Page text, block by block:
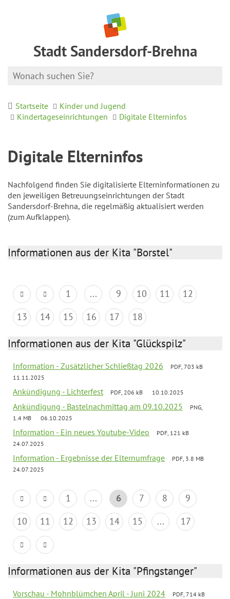
Stadt Sandersdorf-Brehna
Startseite
Kinder und Jugend
Kindertageseinrichtungen
Digitale Elterninfos
Digitale Elterninfos
Nachfolgend finden Sie digitalisierte Elterninformationen zu
den jeweiligen Betreuungseinrichtungen der Stadt
Sandersdorf-Brehna, die regelmäßig aktualisiert werden
(zum Aufklappen).
Informationen aus der Kita "Borstel"
1 ... 9 10 11
12
13
14 15 16 17 18
Informationen aus der Kita "Glückspilz"
Information - Zusätzlicher Schließtag 2026
PDF, 703 kB
11.11.2025
Ankündigung - Lichterfest PDF, 206 kB 10.10.2025
Ankündigung - Bastelnachmittag am 09.10.2025
PNG,
1.4 MB
06.10.2025
Information - Ein neues Youtube-Video
PDF, 121 kB
24.07.2025
Information - Ergebnisse der Elternumfrage
PDF, 3.8 MB
24.07.2025
1 ... 6 7 8
9
10
11 12 13 14 15 ... 17
Informationen aus der Kita "Pfingstanger"
Vorschau - Mohnblümchen April - Juni 2024
PDF, 714 kB